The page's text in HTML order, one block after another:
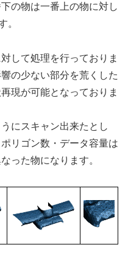
の物は一番上の物に対し
。
して処理を行っておりま
の少ない部分を荒くした
現が可能となっておりま
にスキャン出来たとし
リゴン数・データ容量は
った物になります。